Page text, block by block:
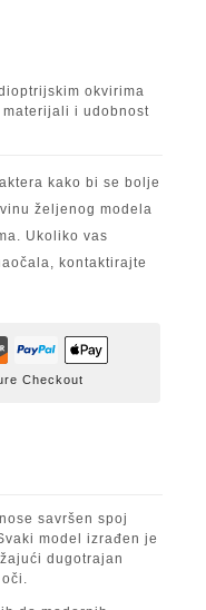
okvirima
materijali i udobnost
kako bi se bolje
željenog modela
Ukoliko vas
kontaktirajte
Checkout
savršen spoj
model izrađen je
dugotrajan